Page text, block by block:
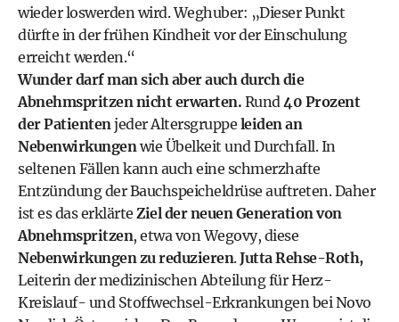
wieder loswerden wird. Weghuber: „Dieser Punkt
dürfte in der frühen Kindheit vor der Einschulung
erreicht werden.“
Wunder darf man sich aber auch durch die
Abnehmspritzen nicht erwarten. Rund 40 Prozent
der Patienten jeder Altersgruppe leiden an
Nebenwirkungen wie Übelkeit und Durchfall. In
seltenen Fällen kann auch eine schmerzhafte
Entzündung der Bauchspeicheldrüse auftreten. Daher
ist es das erklärte Ziel der neuen Generation von
Abnehmspritzen, etwa von Wegovy, diese
Nebenwirkungen zu reduzieren.Jutta Rehse-Roth,
Leiterin der medizinischen Abteilung für Herz-
Kreislauf- und Stoffwechsel-Erkrankungen bei Novo